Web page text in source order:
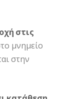
στις
μνημείο
στην